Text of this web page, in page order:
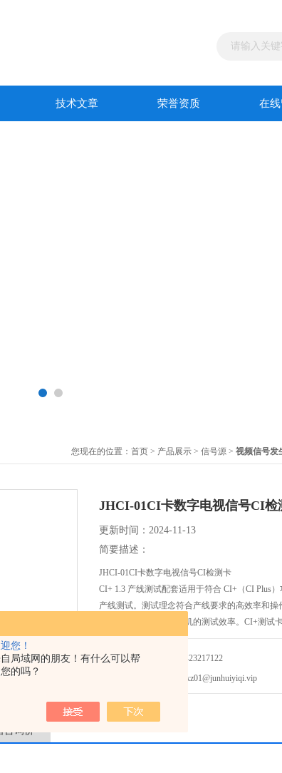
您！
局域网的朋友！有什么可以帮
的吗？
技术文章 荣誉资质 在
您现在的位置： 首页 > 产品展示 > 信号源 > 视频信号发
JHCI-01CI卡数字电视信号CI检
更新时间：2024-11-13
简要描述：
JHCI-01CI卡数字电视信号CI检测卡
CI+ 1.3 产线测试配套适用于符合 CI+（CI Plus
产线测试。测试理念符合产线要求的高效率和
试方式大大提高了接收机的测试效率。CI+测
于执行 CI+接口协议加密算法的。
免费咨询：0755-23217122
发邮件给我们：xz01@junhuiyiqi.vip
言询价